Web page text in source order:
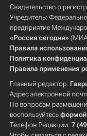
Свидетельство о
Учредитель:
предприятие
«Россия сегодня» (МИА
Правила
Политика
Правила применения
Главный редактор:
Адрес электронной
По вопросам
воспользуйтесьформой
Телефон Редакции: 7